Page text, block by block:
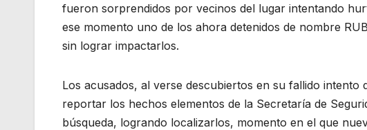
fueron sorprendidos por vecinos del lugar intentando
ese momento uno de los ahora detenidos de nombre
sin lograr impactarlos.
Los acusados, al verse descubiertos en su fallido
reportar los hechos elementos de la Secretaría de
búsqueda, logrando localizarlos, momento en el que